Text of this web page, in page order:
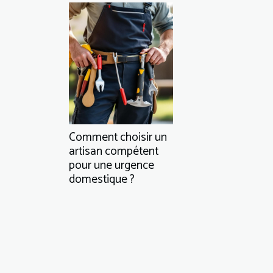
Comment choisir un
artisan compétent
pour une urgence
domestique ?